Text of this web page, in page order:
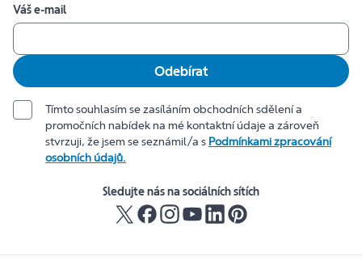
Váš e-mail
Odebírat
Tímto souhlasím se zasíláním obchodních sdělení a
promočních nabídek na mé kontaktní údaje a zároveň
stvrzuji, že jsem se seznámil/a s Podmínkami zpracování
osobních údajů.
Sledujte nás na sociálních sítích